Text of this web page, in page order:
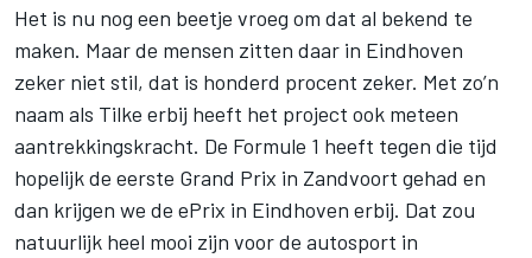
Het is nu nog een beetje vroeg om dat al bekend te
maken. Maar de mensen zitten daar in Eindhoven
zeker niet stil, dat is honderd procent zeker. Met zo’n
naam als Tilke erbij heeft het project ook meteen
aantrekkingskracht. De Formule 1 heeft tegen die tijd
hopelijk de eerste Grand Prix in Zandvoort gehad en
dan krijgen we de ePrix in Eindhoven erbij. Dat zou
natuurlijk heel mooi zijn voor de autosport in